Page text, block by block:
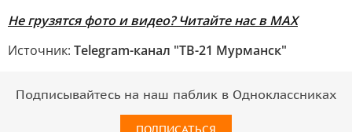
Не грузятся фото и видео? Читайте нас в MAX
Источник: Telegram-канал "ТВ-21 Мурманск"
Подписывайтесь на наш паблик в Одноклассниках